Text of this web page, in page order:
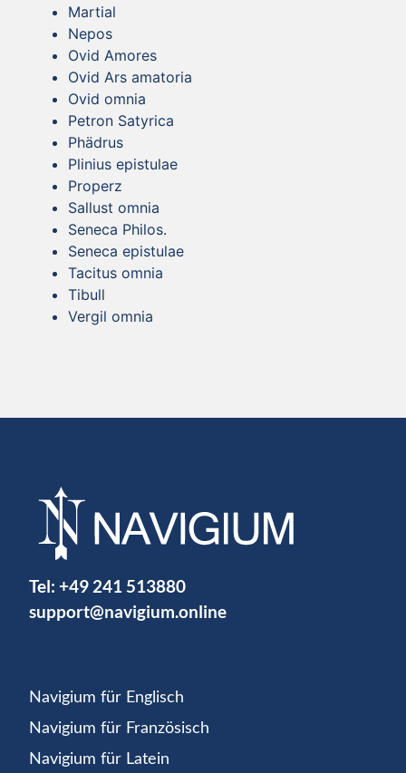
Martial
Nepos
Ovid Amores
Ovid Ars amatoria
Ovid omnia
Petron Satyrica
Phädrus
Plinius epistulae
Properz
Sallust omnia
Seneca Philos.
Seneca epistulae
Tacitus omnia
Tibull
Vergil omnia
Tel: +49 241 513880
support@navigium.online
Navigium für Englisch
Navigium für Französisch
Navigium für Latein